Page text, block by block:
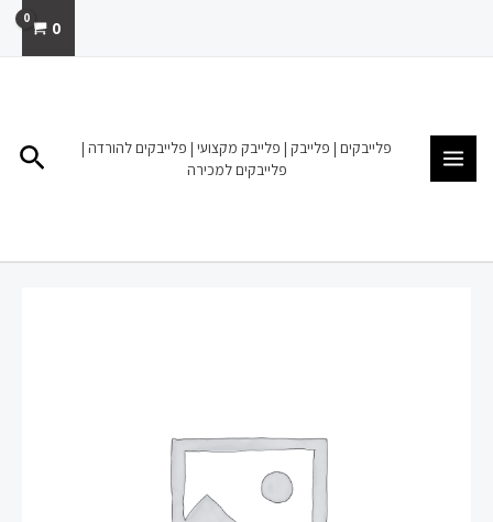
0
פלייבקים | פלייבק | פלייבק מקצועי | פלייבקים להורדה |
פלייבקים למכירה